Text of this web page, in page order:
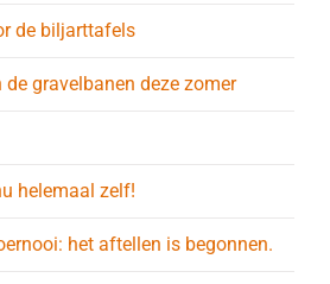
de biljarttafels
de gravelbanen deze zomer
helemaal zelf!
het aftellen is begonnen.